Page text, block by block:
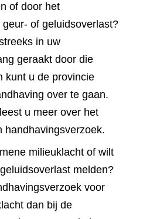
of door het
of geluidsoverlast?
in uw
geraakt door die
kunt u de provincie
over te gaan.
u meer over het
handhavingsverzoek.
milieuklacht of wilt
melden?
voor
dan bij de